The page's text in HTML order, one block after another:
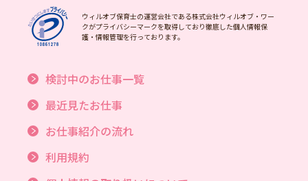
ウィルオブ保育士の運営会社である株式会社ウィルオブ・ワー
クがプライバシーマークを取得しており徹底した個人情報保
護・情報管理を行っております。
検討中のお仕事一覧
最近見たお仕事
お仕事紹介の流れ
利用規約